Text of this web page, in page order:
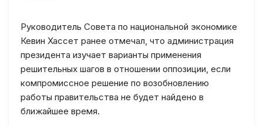
Руководитель Совета по национальной экономике
Кевин Хассет ранее отмечал, что администрация
президента изучает варианты применения
решительных шагов в отношении оппозиции, если
компромиссное решение по возобновлению
работы правительства не будет найдено в
ближайшее время.